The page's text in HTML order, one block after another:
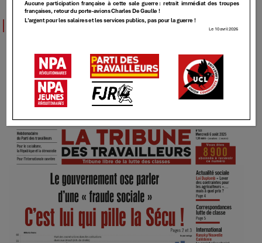
TT – 501 – [Le gouvernement ose parler
d’une « fraude sociale » C’est lui qui pille la
Elundmin 6 AOÛT 2025